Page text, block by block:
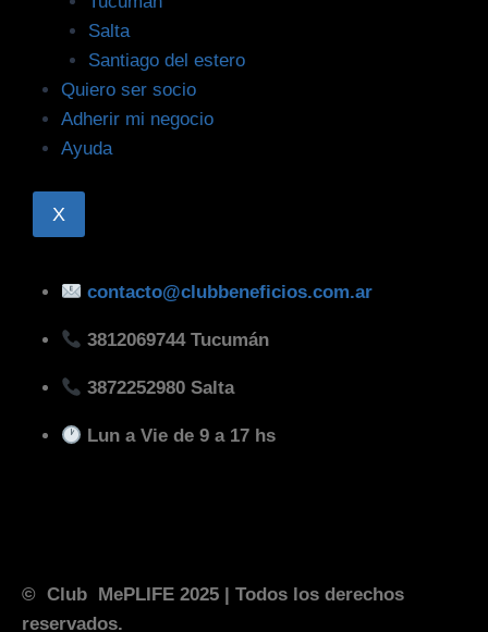
Salta
Santiago del estero
Quiero ser socio
Adherir mi negocio
Ayuda
X
contacto@clubbeneficios.com.ar
3812069744 Tucumán
3872252980 Salta
Lun a Vie de 9 a 17 hs
© Club MePLIFE 2025
| Todos los derechos
reservados.